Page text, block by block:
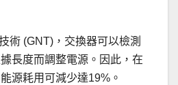
術 (GNT)，交換器可以檢測
長度而調整電源。因此，在
源耗用可減少達19%。